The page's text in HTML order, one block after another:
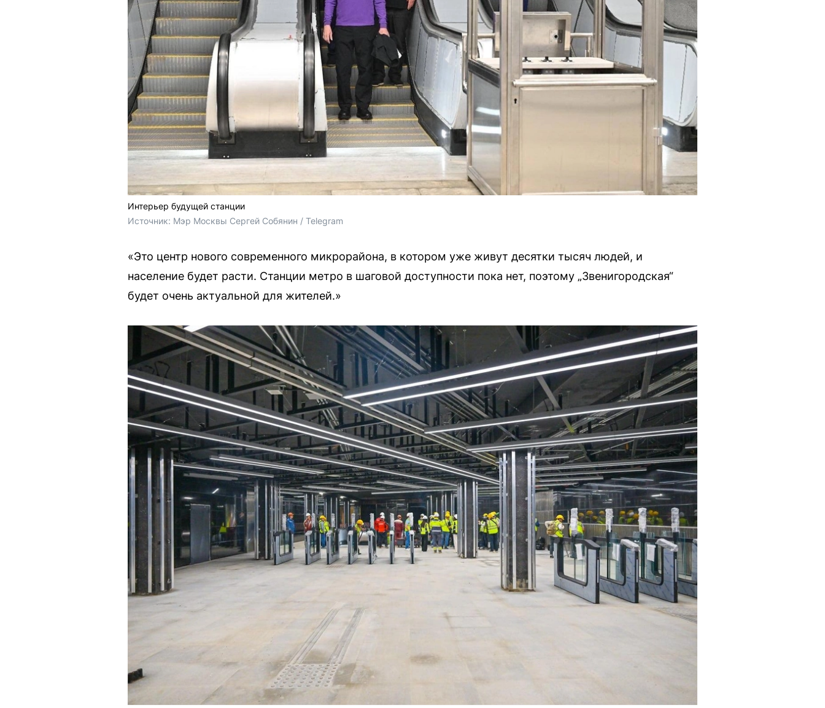
Интерьер будущей станции
Источник: Мэр Москвы Сергей Собянин / Telegram
«Это центр нового современного микрорайона, в котором уже живут десятки тысяч людей, и
население будет расти. Станции метро в шаговой доступности пока нет, поэтому „Звенигородская“
будет очень актуальной для жителей.»